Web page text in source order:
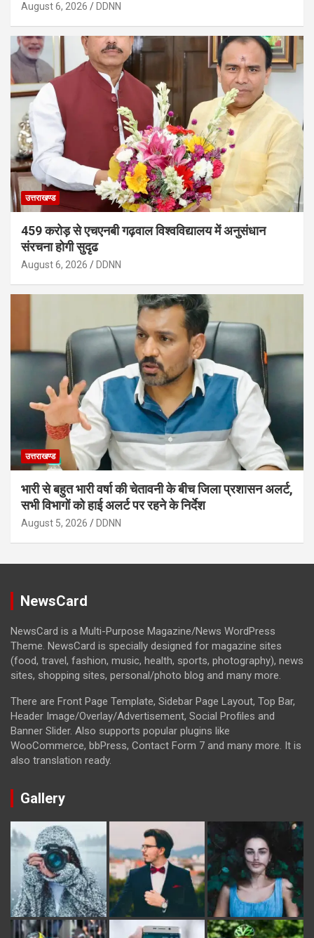
August 6, 2026 DDNN
उत्तराखण्ड
459 करोड़ से एचएनबी गढ़वाल विश्वविद्यालय में अनुसंधान
संरचना होगी सुदृढ
August 6, 2026 DDNN
उत्तराखण्ड
भारी से बहुत भारी वर्षा की चेतावनी के बीच जिला प्रशासन अलर्ट,
सभी विभागों को हाई अलर्ट पर रहने के निर्देश
August 5, 2026 DDNN
NewsCard
NewsCard is a Multi-Purpose Magazine/News WordPress
Theme. NewsCard is specially designed for magazine sites
(food, travel, fashion, music, health, sports, photography), news
sites, shopping sites, personal/photo blog and many more.
There are Front Page Template, Sidebar Page Layout, Top Bar,
Header Image/Overlay/Advertisement, Social Profiles and
Banner Slider. Also supports popular plugins like
WooCommerce, bbPress, Contact Form 7 and many more. It is
also translation ready.
Gallery